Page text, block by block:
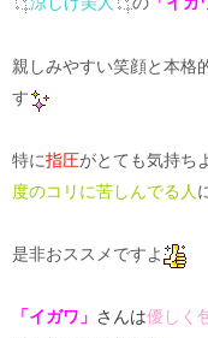
親しみやすい笑顔と本格
す
特に指圧がとても気持ち
度のコリに苦しんでる人
是非おススメですよ
「イガワ」 さんは優しく